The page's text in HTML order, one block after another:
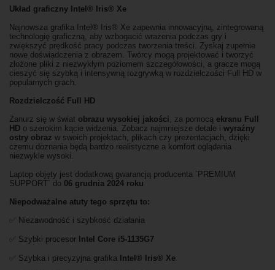
Układ graficzny Intel® Iris® Xe
Najnowsza grafika Intel® Iris® Xe zapewnia innowacyjną, zintegrowaną
technologię graficzną, aby wzbogacić wrażenia podczas gry i
zwiększyć prędkość pracy podczas tworzenia treści. Zyskaj zupełnie
nowe doświadczenia z obrazem. Twórcy mogą projektować i tworzyć
złożone pliki z niezwykłym poziomem szczegółowości, a gracze mogą
cieszyć się szybką i intensywną rozgrywką w rozdzielczości Full HD w
popularnych grach.
Rozdzielczość Full HD
Zanurz się w świat obrazu wysokiej jakości, za pomocą ekranu Full
HD o szerokim kącie widzenia. Zobacz najmniejsze detale i wyraźny
ostry obraz w swoich projektach, plikach czy prezentacjach, dzięki
czemu doznania będą bardzo realistyczne a komfort oglądania
niezwykle wysoki.
Laptop objęty jest dodatkową gwarancją producenta `PREMIUM
SUPPORT` do 06 grudnia 2024 roku
Niepodważalne atuty tego sprzętu to:
✅ Niezawodność i szybkość działania
✅ Szybki procesor Intel Core i5-1135G7
✅ Szybka i precyzyjna grafika Intel® Iris® Xe